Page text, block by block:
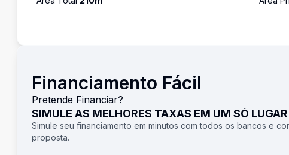
Financiamento Fácil
Pretende Financiar?
SIMULE AS MELHORES TAXAS EM UM SÓ LUGAR
Simule seu financiamento em minutos com todos os bancos e
proposta.